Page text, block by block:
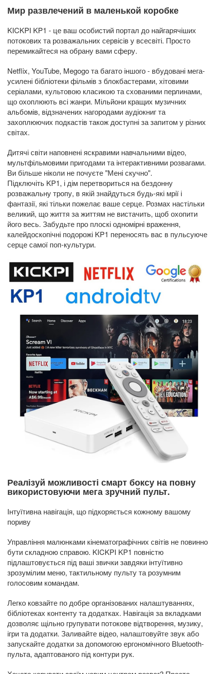
Мир развлечений в маленькой коробке
KICKPI KP1 - це ваш особистий портал до найгарячіших
потокових та розважальних сервісів у всесвіті. Просто
перемикайтеся на обрану вами сферу.
Netflix, YouTube, Megogo та багато іншого - вбудовані мега-
усилені бібліотеки фільмів з блокбастерами, хітовими
серіалами, культовою класикою та схованими перлинами,
що охоплюють всі жанри. Мільйони кращих музичних
альбомів, відзначених нагородами аудіокниг та
захоплюючих подкастів також доступні за запитом у різних
світах.
Дитячі світи наповнені яскравими навчальними відео,
мультфільмовими пригодами та інтерактивними розвагами.
Ви більше ніколи не почуєте "Мені скучно".
Підключіть KP1, і дім перетвориться на бездонну
розважальну тропу, в якій знайдуться будь-які мрії і
фантазії, які тільки пожелає ваше серце. Розмах настільки
великий, що життя за життям не вистачить, щоб охопити
його весь. Забудьте про плоскі одномірні враження,
калейдоскопічні подорожі KP1 переносять вас в пульсуюче
серце самої поп-культури.
Реалізуй можливості смарт боксу на повну
використовуючи мега зручний пульт.
Інтуїтивна навігація, що підкоряється кожному вашому
пориву
Управління малюнками кінематографічних світів не повинно
бути складною справою. KICKPI KP1 повністю
підлаштовується під ваші звички завдяки інтуїтивно
зрозумілим меню, тактильному пульту та розумним
голосовим командам.
Легко ковзайте по добре організованих налаштуваннях,
бібліотеках контенту та додатках. Навігація за вкладками
дозволяє щільно групувати потокове відтворення, музику,
ігри та додатки. Заливайте відео, налаштовуйте звук або
запускайте додатки за допомогою ергономічного Bluetooth-
пульта, адаптованого під контури рук.